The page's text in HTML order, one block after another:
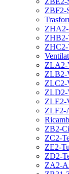
ZBF2-
ZHB2-
ZLA2-
ZLB2-
ZLC2-
ZLD2-
ZLE2-
ZLF2-
ZB2-
ZC2-
ZE2-
ZD2-
ZA2-